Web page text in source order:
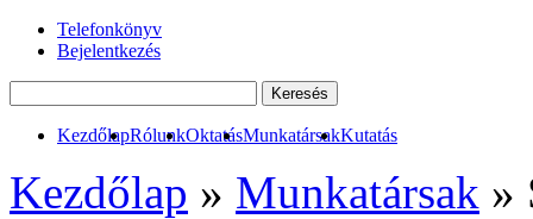
Telefonkönyv
Bejelentkezés
KezdőlapRólunkOktatásMunkatársakKutatás
Kezdőlap » Munkatársak »